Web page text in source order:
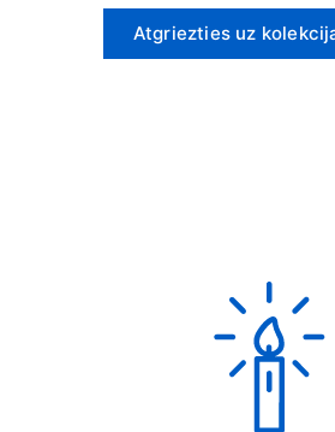
Atgriezties uz